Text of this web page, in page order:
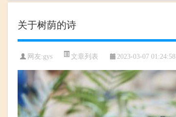
关于树荫的诗
网友:gys 文章列表 2023-03-07 01:24:58